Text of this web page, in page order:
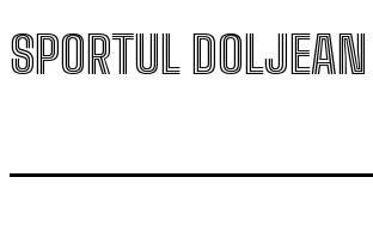
SPORTUL DOLJEAN